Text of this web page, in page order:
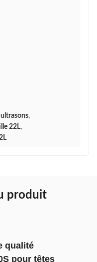
,
22L,
produit
qualité
pour têtes